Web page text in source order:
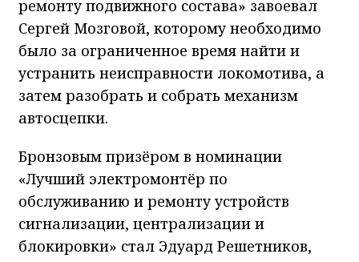
ремонту подвижного состава» завоевал
Сергей Мозговой, которому необходимо
было за ограниченное время найти и
устранить неисправности локомотива, а
затем разобрать и собрать механизм
автосцепки.
Бронзовым призёром в номинации
«Лучший электромонтёр по
обслуживанию и ремонту устройств
сигнализации, централизации и
блокировки» стал Эдуард Решетников,